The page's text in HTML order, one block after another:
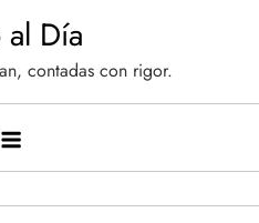
al Día
contadas con rigor.